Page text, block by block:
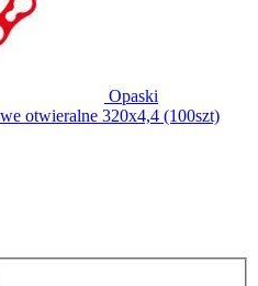
Opaski
otwieralne 320x4,4 (100szt)